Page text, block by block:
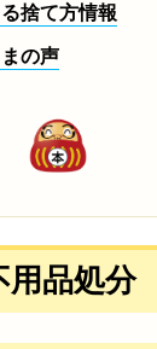
捨て方情報
の声
用品処分